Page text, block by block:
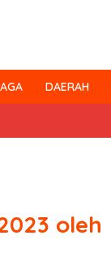
DAERAH
oleh